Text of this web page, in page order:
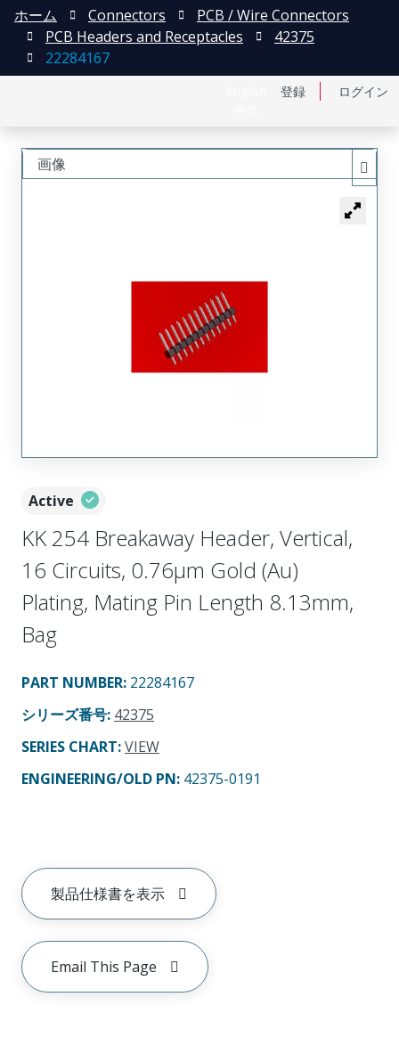
登録 ログイン
ホーム Connectors
PCB / Wire Connectors
PCB Headers and Receptacles
42375
22284167
Active
KK 254 Breakaway Header, Vertical,
16 Circuits, 0.76µm Gold (Au)
Plating, Mating Pin Length 8.13mm,
Bag
PART NUMBER: 22284167
シリーズ番号: 42375
SERIES CHART:VIEW
ENGINEERING/OLD PN: 42375-0191
製品仕様書を表示
Email This Page
画像